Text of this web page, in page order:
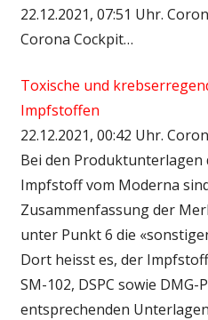
22.12.2021, 07:51 Uhr.
Corona Cockpit…
Toxische und
Impfstoffen
22.12.2021, 00:42 Uhr.
Bei den Produktunterlagen
Impfstoff vom Moderna
Zusammenfassung der
unter Punkt 6 die
Dort heisst es, der
SM-102, DSPC sowie DMG-
entsprechenden